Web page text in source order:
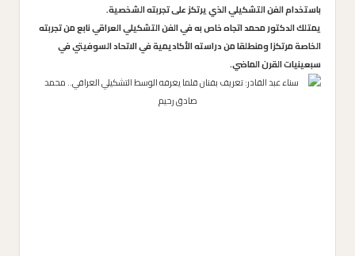
باستخدام الفن التشكيلي الذي يرتكز على تجربته الشخصية.
يمتلك الدكتور محمد اتجاه خاص به في الفن التشكيلي العراقي نابع من تجربته
الخاصة مرتكزا ومنطلقا من دراسته الأكاديمية في الاتحاد السوفيتي في
سبعينيات القرن الماضي.